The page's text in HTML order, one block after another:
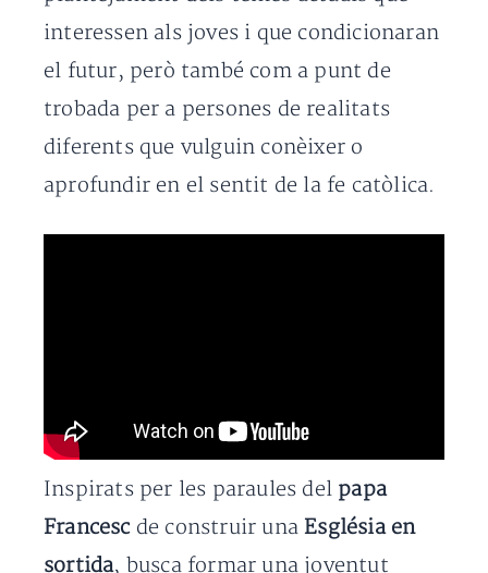
interessen als joves i que condicionaran
el futur, però també com a punt de
trobada per a persones de realitats
diferents que vulguin conèixer o
aprofundir en el sentit de la fe catòlica.
Inspirats per les paraules del papa
Francescde construir unaEsglésia en
sortida, busca formar una joventut